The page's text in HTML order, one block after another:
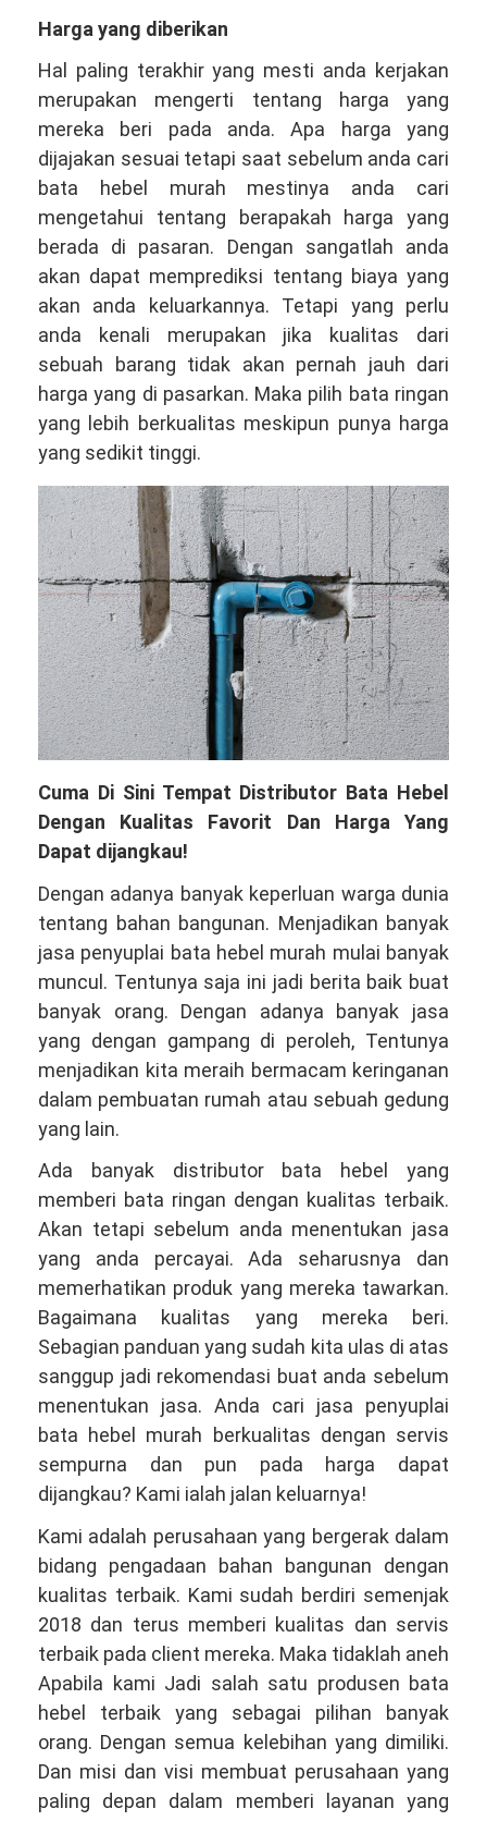
Harga yang diberikan
Hal paling terakhir yang mesti anda kerjakan
merupakan mengerti tentang harga yang
mereka beri pada anda. Apa harga yang
dijajakan sesuai tetapi saat sebelum anda cari
bata hebel murah mestinya anda cari
mengetahui tentang berapakah harga yang
berada di pasaran. Dengan sangatlah anda
akan dapat memprediksi tentang biaya yang
akan anda keluarkannya. Tetapi yang perlu
anda kenali merupakan jika kualitas dari
sebuah barang tidak akan pernah jauh dari
harga yang di pasarkan. Maka pilih bata ringan
yang lebih berkualitas meskipun punya harga
yang sedikit tinggi.
Cuma Di Sini Tempat Distributor Bata Hebel
Dengan Kualitas Favorit Dan Harga Yang
Dapat dijangkau!
Dengan adanya banyak keperluan warga dunia
tentang bahan bangunan. Menjadikan banyak
jasa penyuplai bata hebel murah mulai banyak
muncul. Tentunya saja ini jadi berita baik buat
banyak orang. Dengan adanya banyak jasa
yang dengan gampang di peroleh, Tentunya
menjadikan kita meraih bermacam keringanan
dalam pembuatan rumah atau sebuah gedung
yang lain.
Ada banyak distributor bata hebel yang
memberi bata ringan dengan kualitas terbaik.
Akan tetapi sebelum anda menentukan jasa
yang anda percayai. Ada seharusnya dan
memerhatikan produk yang mereka tawarkan.
Bagaimana kualitas yang mereka beri.
Sebagian panduan yang sudah kita ulas di atas
sanggup jadi rekomendasi buat anda sebelum
menentukan jasa. Anda cari jasa penyuplai
bata hebel murah berkualitas dengan servis
sempurna dan pun pada harga dapat
dijangkau? Kami ialah jalan keluarnya!
Kami adalah perusahaan yang bergerak dalam
bidang pengadaan bahan bangunan dengan
kualitas terbaik. Kami sudah berdiri semenjak
2018 dan terus memberi kualitas dan servis
terbaik pada client mereka. Maka tidaklah aneh
Apabila kami Jadi salah satu produsen bata
hebel terbaik yang sebagai pilihan banyak
orang. Dengan semua kelebihan yang dimiliki.
Dan misi dan visi membuat perusahaan yang
paling depan dalam memberi layanan yang